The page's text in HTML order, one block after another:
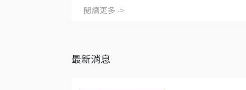
閱讀更多 ->
最新消息